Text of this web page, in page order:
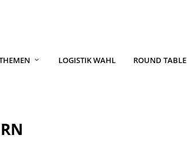
LOGISTIK WAHL ROUND TABLE